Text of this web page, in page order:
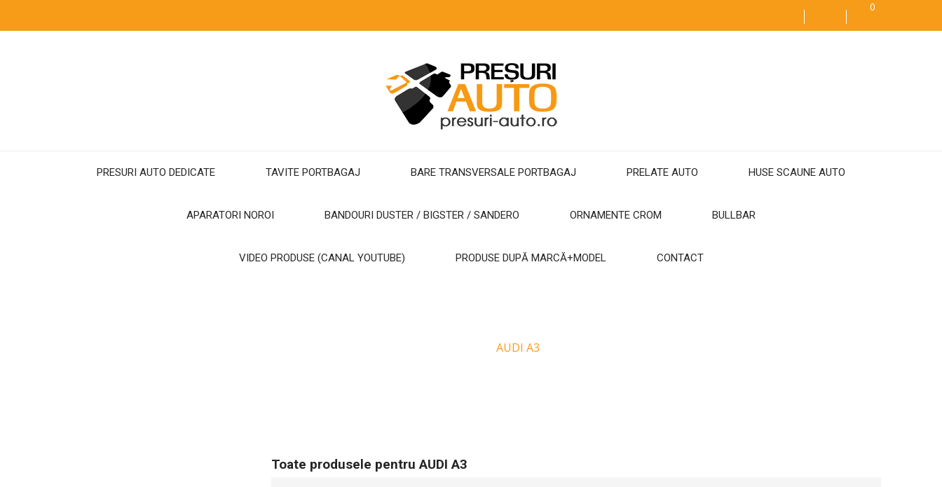
0
PRESURI AUTO DEDICATE TAVITE PORTBAGAJ BARE TRANSVERSALE PORTBAGAJ PRELATE AUTO HUSE SCAUNE AUTO
APARATORI NOROI BANDOURI DUSTER / BIGSTER / SANDERO ORNAMENTE CROM BULLBAR
VIDEO PRODUSE (CANAL YOUTUBE) PRODUSE DUPĂ MARCĂ+MODEL CONTACT
AUDI A3
Toate produsele pentru AUDI A3